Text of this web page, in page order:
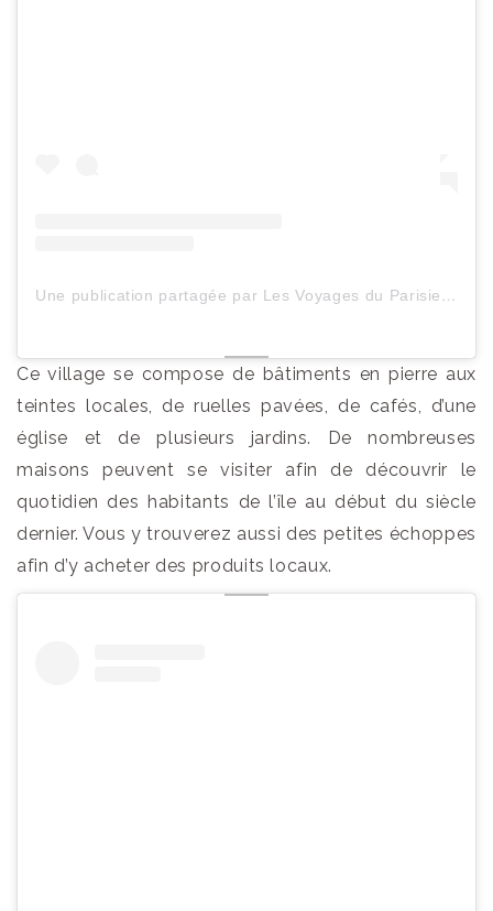
Une publication partagée par Les Voyages du ParisienHeureux (@lesvoyagesduparisienheureux)
Ce village se compose de bâtiments en pierre aux
teintes locales, de ruelles pavées, de cafés, d’une
église et de plusieurs jardins. De nombreuses
maisons peuvent se visiter afin de découvrir le
quotidien des habitants de l’île au début du siècle
dernier. Vous y trouverez aussi des petites échoppes
afin d’y acheter des produits locaux.